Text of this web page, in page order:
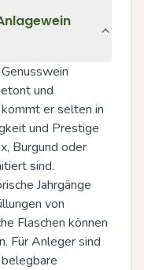
und
er selten in
und Prestige
Burgund oder
sind.
Jahrgänge
von
Flaschen können
Für Anleger sind